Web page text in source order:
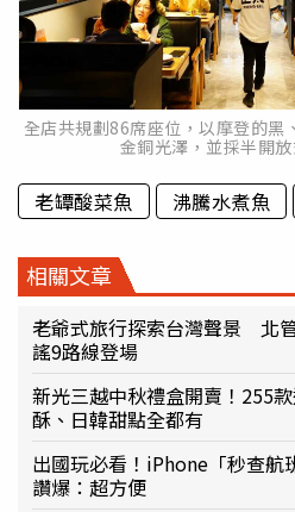
全店共規劃86席座位，以摩登的黑
金銅光澤，並採半開
老罈酸菜魚 沸騰水煮魚
相關文章
老爺式旅行探索台灣聲景 北
謠9路線登場
新光三越中秋禮盒開賣！255
酥、日韓甜點全都有
出國玩必看！iPhone「秒查
讚爆：超方便